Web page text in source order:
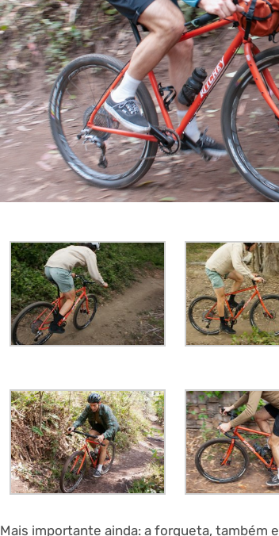
Mais importante ainda: a forqueta, também